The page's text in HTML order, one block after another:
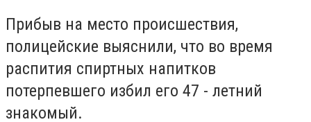
Прибыв на место происшествия,
полицейские выяснили, что во время
распития спиртных напитков
потерпевшего избил его 47 - летний
знакомый.